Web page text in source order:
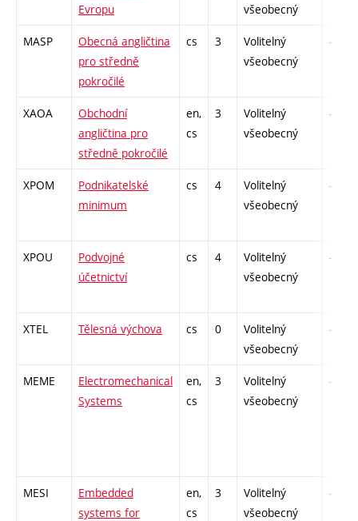
Evropu
všeobecný
MASP
Obecná angličtina
pro středně
pokročilé
cs 3
Volitelný
všeobecný
-
XAOA
Obchodní
angličtina pro
středně pokročilé
en,
cs
3
Volitelný
všeobecný
-
XPOM
Podnikatelské
minimum
cs 4
Volitelný
všeobecný
-
XPOU
Podvojné
účetnictví
cs 4
Volitelný
všeobecný
-
XTEL Tělesná výchova cs 0
Volitelný
všeobecný
-
MEME
Electromechanical
Systems
en,
cs
3
Volitelný
všeobecný
-
MESI
Embedded
systems for
en,
cs
3
Volitelný
všeobecný
-